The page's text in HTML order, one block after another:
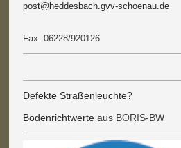
post@heddesbach.gvv-schoenau.de
Fax: 06228/920126
Defekte Straßenleuchte?
Bodenrichtwerte aus BORIS-BW